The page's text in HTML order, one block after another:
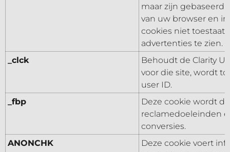
maar zijn gebaseerd
van uw browser en
cookies niet
advertenties te zien.
_clck
Behoudt de Clarity
voor die site, wordt
user ID.
_fbp
Deze cookie wordt
reclamedoeleinden
conversies.
ANONCHK
Deze cookie voert